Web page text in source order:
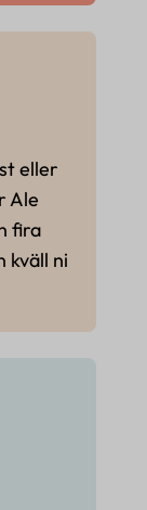
eller
Ale
fira
kväll ni